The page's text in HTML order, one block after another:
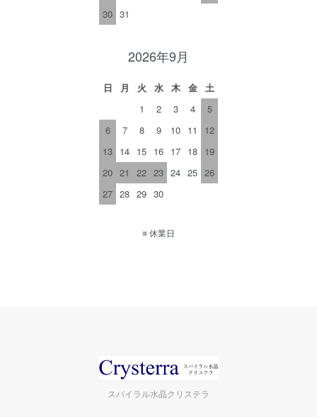
30 31
2026年9月
日 月 火 水 木 金
土
1
2 3 4
5
6
7 8 9 10 11
12
13 14 15 16 17 18 19
20 21 22 23 24 25 26
27 28 29 30
■休業日
スパイラル水晶クリステラ